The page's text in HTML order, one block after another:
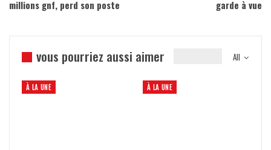
millions gnf, perd son poste
garde à vue
All
vous pourriez aussi aimer
À LA UNE À LA UNE